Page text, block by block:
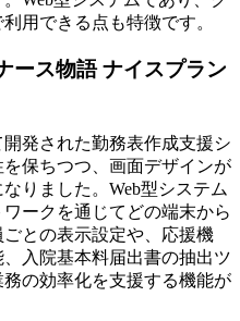
用できる点も特徴です。
ース物語 ナイスプラン
発された勤務表作成支援シ
保ちつつ、画面デザインが
りました。Web型システム
ークを通じてどの端末から
との表示設定や、応援機
入院基本料届出書の抽出ツ
の効率化を支援する機能が